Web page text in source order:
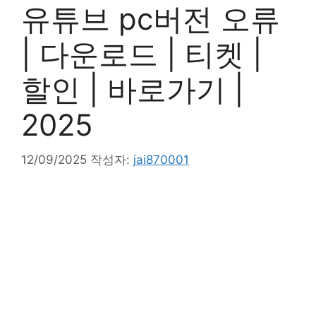
유튜브 pc버전 오류
| 다운로드 | 티켓 |
할인 | 바로가기 |
2025
12/09/2025 작성자: jai870001